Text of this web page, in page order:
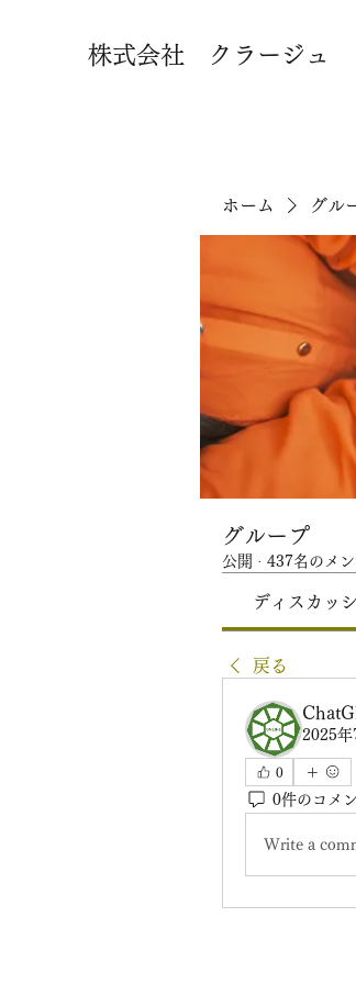
株式会社 クラージュ
ホーム グル
グループ
公開 · 437名のメ
ディスカッ
戻る
2025年
0
0件のコメ
Write a